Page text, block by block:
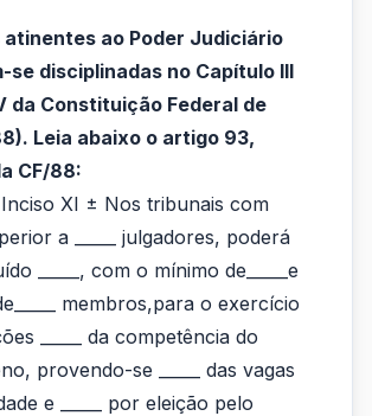
atinentes ao Poder Judiciário
se disciplinadas no Capítulo III
da Constituição Federal de
Leia abaixo o artigo 93,
CF/88:
XI ± Nos tribunais com
a _____ julgadores, poderá
_____, com o mínimo de_____e
membros,para o exercício
_____ da competência do
provendo-se _____ das vagas
e _____ por eleição pelo